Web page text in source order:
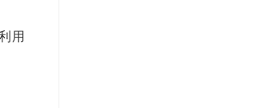
用